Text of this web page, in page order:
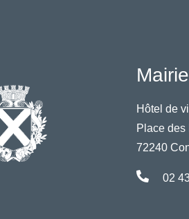
Hôtel de
Place des
72240
02